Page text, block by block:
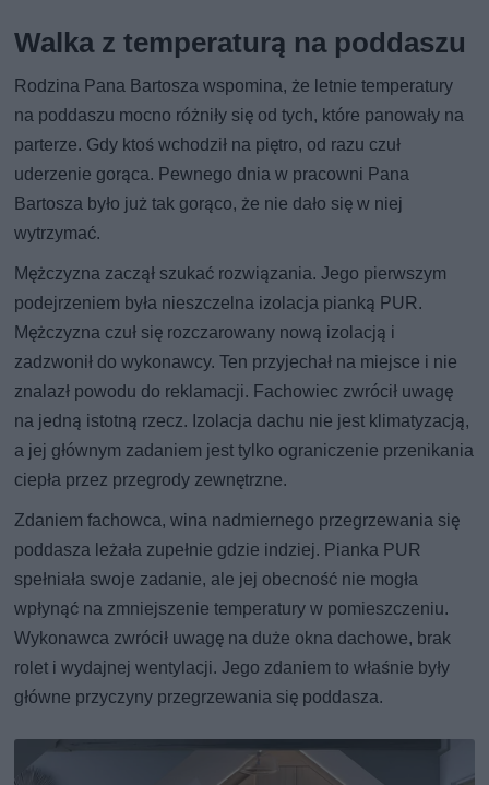
Walka z temperaturą na poddaszu
Rodzina Pana Bartosza wspomina, że letnie temperatury
na poddaszu mocno różniły się od tych, które panowały na
parterze. Gdy ktoś wchodził na piętro, od razu czuł
uderzenie gorąca. Pewnego dnia w pracowni Pana
Bartosza było już tak gorąco, że nie dało się w niej
wytrzymać.
Mężczyzna zaczął szukać rozwiązania. Jego pierwszym
podejrzeniem była nieszczelna izolacja pianką PUR.
Mężczyzna czuł się rozczarowany nową izolacją i
zadzwonił do wykonawcy. Ten przyjechał na miejsce i nie
znalazł powodu do reklamacji. Fachowiec zwrócił uwagę
na jedną istotną rzecz. Izolacja dachu nie jest klimatyzacją,
a jej głównym zadaniem jest tylko ograniczenie przenikania
ciepła przez przegrody zewnętrzne.
Zdaniem fachowca, wina nadmiernego przegrzewania się
poddasza leżała zupełnie gdzie indziej. Pianka PUR
spełniała swoje zadanie, ale jej obecność nie mogła
wpłynąć na zmniejszenie temperatury w pomieszczeniu.
Wykonawca zwrócił uwagę na duże okna dachowe, brak
rolet i wydajnej wentylacji. Jego zdaniem to właśnie były
główne przyczyny przegrzewania się poddasza.